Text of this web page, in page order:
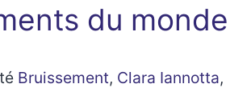
du monde
Bruissement, Clara Iannotta,